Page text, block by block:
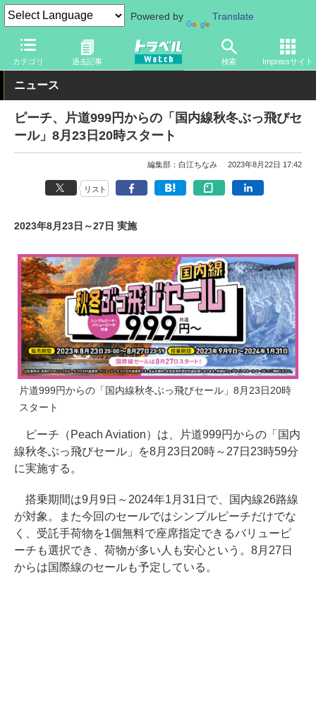
Powered by Translate
カテゴリ 過去記事 検索 Impressサイト
トラベル Watch 企業・政府・官庁 国内エアライン ピーチ
ニュース
ピーチ、片道999円からの「国内線秋冬ぶっ飛びセ
ール」8月23日20時スタート
編集部：白江ちなみ 2023年8月22日 17:42
リスト
2023年8月23日～27日 実施
片道999円からの「国内線秋冬ぶっ飛びセール」8月23日20時
スタート
ピーチ（Peach Aviation）は、片道999円からの「国内
線秋冬ぶっ飛びセール」を8月23日20時～27日23時59分
に実施する。
搭乗期間は9月9日～2024年1月31日で、国内線26路線
が対象。また今回のセールではシンプルピーチだけでな
く、受託手荷物を1個無料で座席指定できるバリューピ
ーチも選択でき、荷物が多い人も安心という。8月27日
からは国際線のセールも予定している。